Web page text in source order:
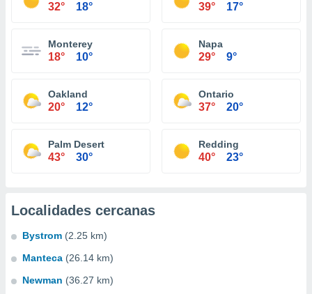
32° 18° 39° 17°
Monterey
18° 10°
Napa
29° 9°
Oakland
20° 12°
Ontario
37° 20°
Palm Desert
43° 30°
Redding
40° 23°
Localidades cercanas
Bystrom (2.25 km)
Manteca (26.14 km)
Newman (36.27 km)